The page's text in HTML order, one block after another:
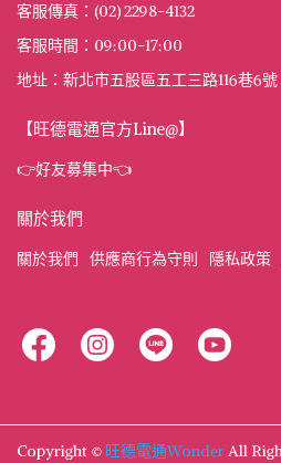
客服傳真：(02) 2298-4132
客服時間：09:00-17:00
地址：新北市五股區五工三路116巷6號
【旺德電通官方Line@】
👉好友募集中👈
關於我們
關於我們 供應商行為守則 隱私政策
Copyright © 旺德電通WonderAll